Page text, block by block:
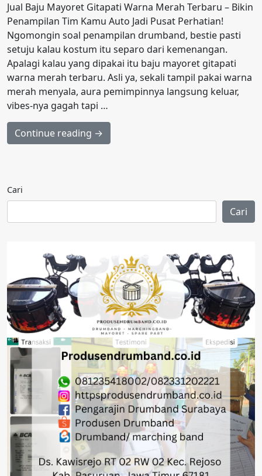
Jual Baju Mayoret Gitapati Warna Merah Terbaru – Bikin
Penampilan Tim Kamu Auto Jadi Pusat Perhatian!
Ngomongin soal penampilan drumband, bestie pasti
setuju kalau kostum itu separo dari kemenangan.
Apalagi kalau yang dipakai itu baju mayoret gitapati
warna merah terbaru. Asli ya, sekali tampil pakai warna
merah menyala, aura pemimpinnya langsung keluar,
vibes-nya gagah tapi …
Continue reading →
Cari
Cari